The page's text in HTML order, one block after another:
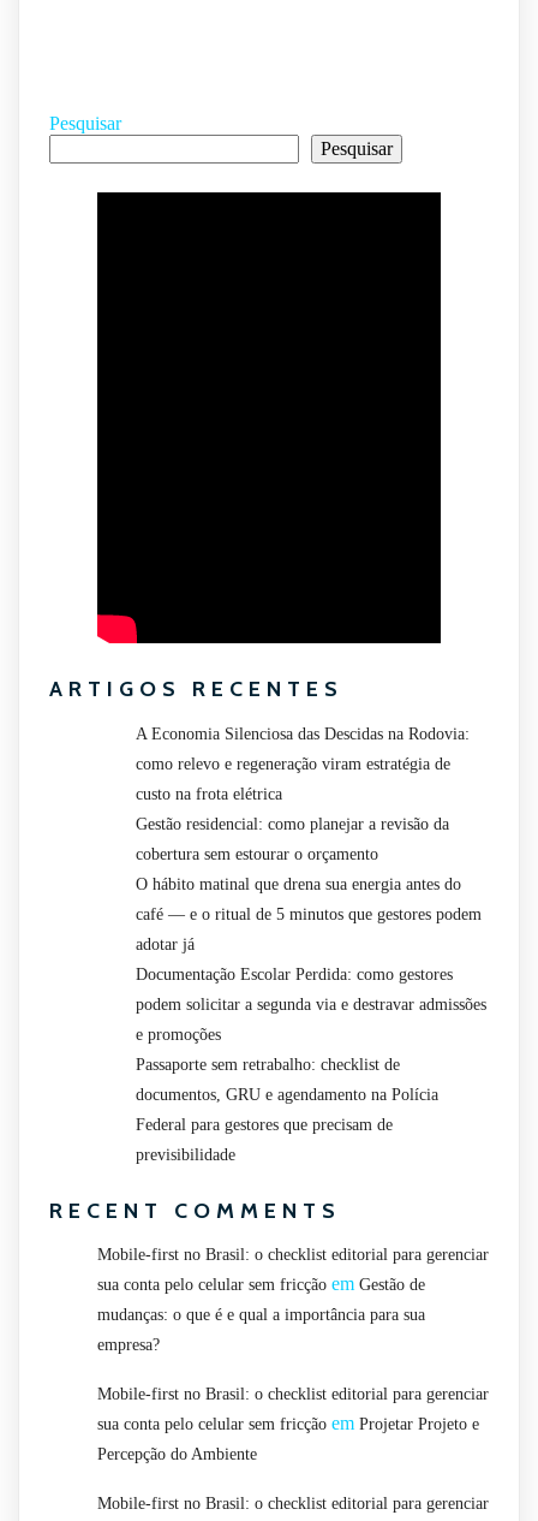
Pesquisar
Pesquisar
ARTIGOS RECENTES
A Economia Silenciosa das Descidas na Rodovia:
como relevo e regeneração viram estratégia de
custo na frota elétrica
Gestão residencial: como planejar a revisão da
cobertura sem estourar o orçamento
O hábito matinal que drena sua energia antes do
café — e o ritual de 5 minutos que gestores podem
adotar já
Documentação Escolar Perdida: como gestores
podem solicitar a segunda via e destravar admissões
e promoções
Passaporte sem retrabalho: checklist de
documentos, GRU e agendamento na Polícia
Federal para gestores que precisam de
previsibilidade
RECENT COMMENTS
Mobile-first no Brasil: o checklist editorial para gerenciar
sua conta pelo celular sem fricção em Gestão de
mudanças: o que é e qual a importância para sua
empresa?
Mobile-first no Brasil: o checklist editorial para gerenciar
sua conta pelo celular sem fricção em Projetar Projeto e
Percepção do Ambiente
Mobile-first no Brasil: o checklist editorial para gerenciar